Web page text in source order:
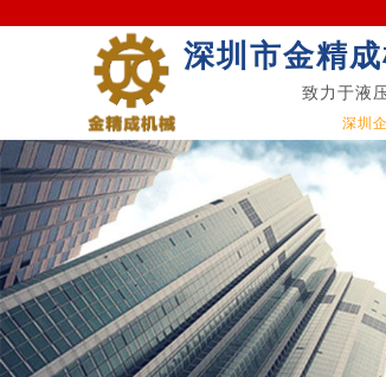
致力于液
深圳市金精
深圳